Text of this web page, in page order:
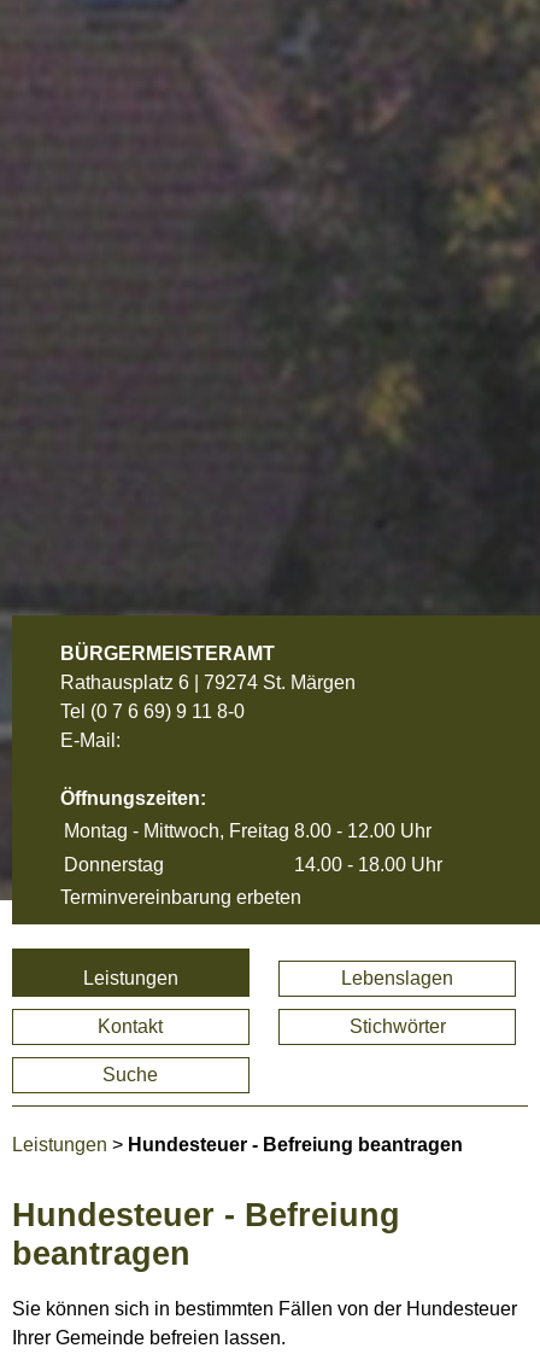
BÜRGERMEISTERAMT
Rathausplatz 6 | 79274 St. Märgen
Tel (0 7 6 69) 9 11 8-0
E-Mail:
Öffnungszeiten:
Montag - Mittwoch, Freitag 8.00 - 12.00 Uhr
Donnerstag
14.00 - 18.00 Uhr
Terminvereinbarung erbeten
Leistungen Lebenslagen
Kontakt Stichwörter
Suche
Leistungen > Hundesteuer - Befreiung beantragen
Hundesteuer - Befreiung
beantragen
Sie können sich in bestimmten Fällen von der Hundesteuer
Ihrer Gemeinde befreien lassen.